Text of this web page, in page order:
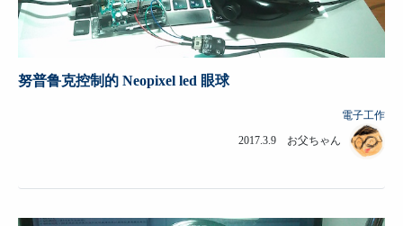
努普鲁克控制的 Neopixel led 眼球
電子工作
2017.3.9 お父ちゃん